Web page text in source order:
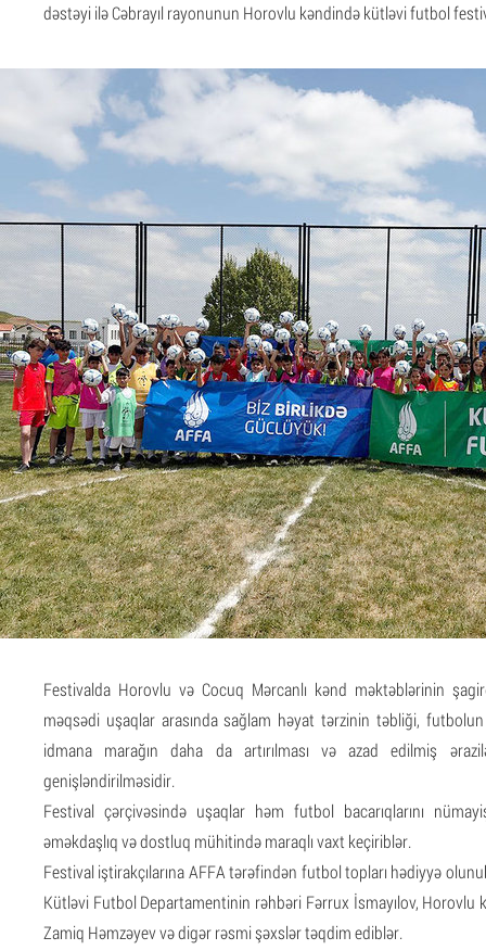
dəstəyi ilə Cəbrayıl rayonunun Horovlu kəndində kütləvi futbol
Festivalda Horovlu və Cocuq Mərcanlı kənd məktəblərinin
məqsədi uşaqlar arasında sağlam həyat tərzinin təbliği,
idmana marağın daha da artırılması və azad edilmiş
genişləndirilməsidir.
Festival çərçivəsində uşaqlar həm futbol bacarıqlarını
əməkdaşlıq və dostluq mühitində maraqlı vaxt keçiriblər.
Festival iştirakçılarına AFFA tərəfindən futbol topları hədiyyə
Kütləvi Futbol Departamentinin rəhbəri Fərrux İsmayılov,
Zamiq Həmzəyev və digər rəsmi şəxslər təqdim ediblər.